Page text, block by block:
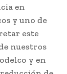
en
y uno de
este
nuestros
y en